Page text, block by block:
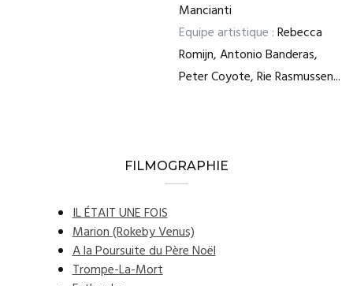
Mancianti
Equipe artistique :Rebecca
Romijn, Antonio Banderas,
Peter Coyote, Rie Rasmussen...
FILMOGRAPHIE
IL ÉTAIT UNE FOIS
Marion (Rokeby Venus)
A la Poursuite du Père Noël
Trompe-La-Mort